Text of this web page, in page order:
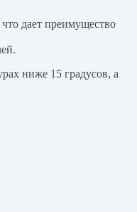
дает преимущество
ниже 15 градусов, а